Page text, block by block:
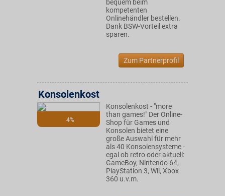
bequem beim
kompetenten
Onlinehändler bestellen.
Dank BSW-Vorteil extra
sparen.
Zum Partnerprofil
4%
Konsolenkost
Konsolenkost - "more
than games!" Der Online-
Shop für Games und
Konsolen bietet eine
große Auswahl für mehr
als 40 Konsolensysteme -
egal ob retro oder aktuell:
GameBoy, Nintendo 64,
PlayStation 3, Wii, Xbox
360 u.v.m.